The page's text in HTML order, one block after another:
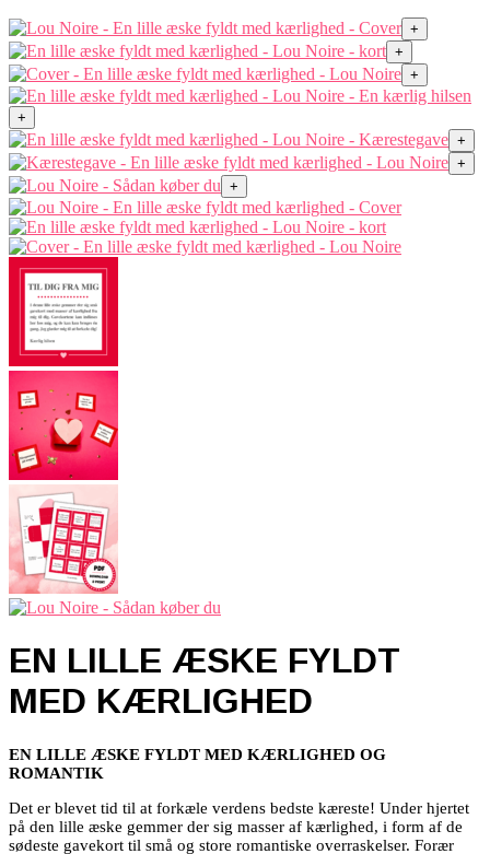
+
+
+
+
+
+
+
EN LILLE ÆSKE FYLDT
MED KÆRLIGHED
EN LILLE ÆSKE FYLDT MED KÆRLIGHED OG
ROMANTIK
Det er blevet tid til at forkæle verdens bedste kæreste! Under hjertet
på den lille æske gemmer der sig masser af kærlighed, i form af de
sødeste gavekort til små og store romantiske overraskelser. Forær